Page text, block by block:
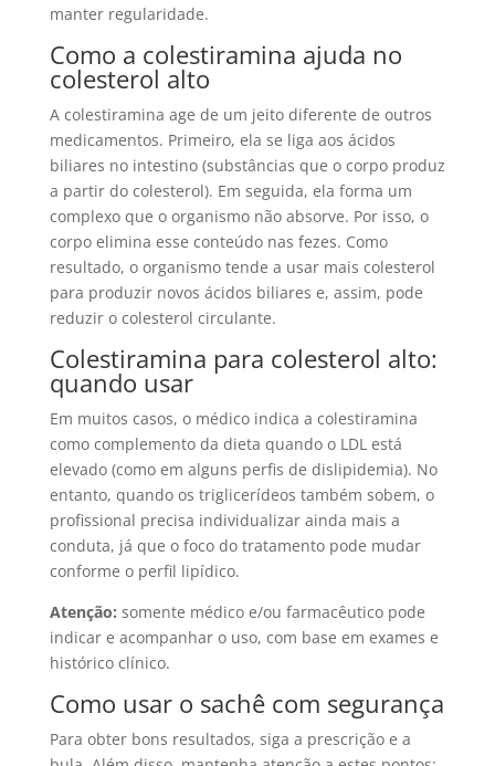
manter regularidade.
Como a colestiramina ajuda no
colesterol alto
A colestiramina age de um jeito diferente de outros
medicamentos. Primeiro, ela se liga aos ácidos
biliares no intestino (substâncias que o corpo produz
a partir do colesterol). Em seguida, ela forma um
complexo que o organismo não absorve. Por isso, o
corpo elimina esse conteúdo nas fezes. Como
resultado, o organismo tende a usar mais colesterol
para produzir novos ácidos biliares e, assim, pode
reduzir o colesterol circulante.
Colestiramina para colesterol alto:
quando usar
Em muitos casos, o médico indica a colestiramina
como complemento da dieta quando o LDL está
elevado (como em alguns perfis de dislipidemia). No
entanto, quando os triglicerídeos também sobem, o
profissional precisa individualizar ainda mais a
conduta, já que o foco do tratamento pode mudar
conforme o perfil lipídico.
Atenção: somente médico e/ou farmacêutico pode
indicar e acompanhar o uso, com base em exames e
histórico clínico.
Como usar o sachê com segurança
Para obter bons resultados, siga a prescrição e a